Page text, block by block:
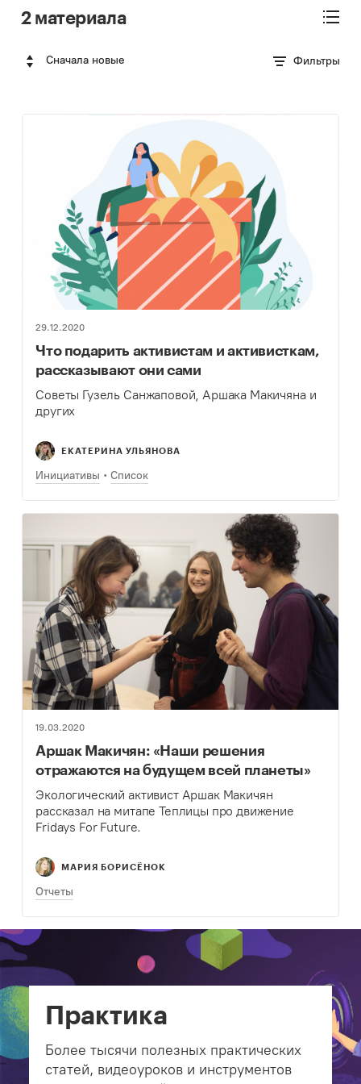
2 материала
Сначала новые Фильтры
29.12.2020
Что подарить активистам и активисткам,
рассказывают они сами
Советы Гузель Санжаповой, Аршака Макичяна и
других
ЕКАТЕРИНА УЛЬЯНОВА
Инициативы Список
19.03.2020
Аршак Макичян: «Наши решения
отражаются на будущем всей планеты»
Экологический активист Аршак Макичян
рассказал на митапе Теплицы про движение
Fridays For Future.
МАРИЯ БОРИСЁНОК
Отчеты
Практика
Более тысячи полезных практических
статей, видеоуроков и инструментов